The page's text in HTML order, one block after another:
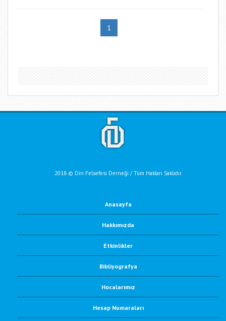
1
2018 © Din Felsefesi Derneği / Tüm Hakları Saklıdır.
Anasayfa
Hakkımızda
Etkinlikler
Bibliyografya
Hocalarımız
Hesap Numaraları